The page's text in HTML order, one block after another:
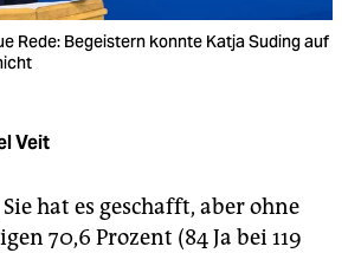
Rede: Begeistern konnte Katja Suding auf
Veit
hat es geschafft, aber ohne
70,6 Prozent (84 Ja bei 119